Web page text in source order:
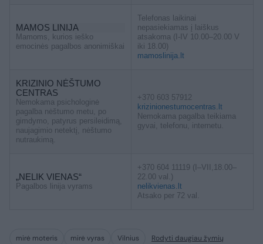
MAMOS LINIJA
Mamoms, kurios ieško
emocinės pagalbos anonimiškai
Telefonas laikinai
nepasiekiamas į laiškus
atsakoma (I-IV 10.00–20.00 V
iki 18.00)
mamoslinija.lt
KRIZINIO NĖŠTUMO
CENTRAS
Nemokama psichologinė
pagalba nėštumo metu, po
gimdymo, patyrus persileidimą,
naujagimio netektį, nėštumo
nutraukimą.
+370 603 57912
krizinionestumocentras.lt
Nemokama pagalba teikiama
gyvai, telefonu, internetu.
„NELIK VIENAS“
Pagalbos linija vyrams
+370 604 11119 (I–VII,18.00–
22.00 val.)
nelikvienas.lt
Atsako per 72 val.
mirė moteris mirė vyras Vilnius Rodyti daugiau žymių